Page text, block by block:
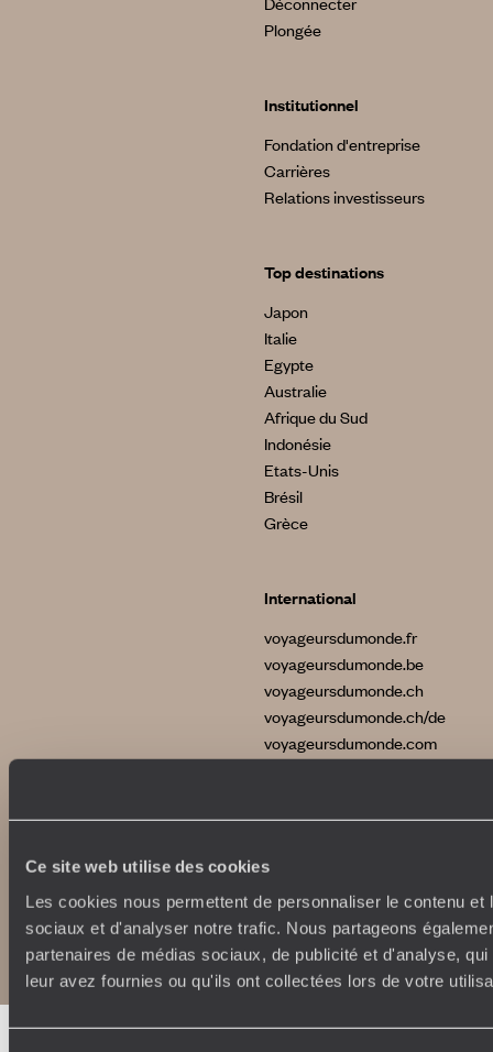
Ce site web utilise des cookies
Les cookies nous permettent de personnaliser le contenu
sociaux et d'analyser notre trafic. Nous partageons
partenaires de médias sociaux, de publicité et d'analyse,
leur avez fournies ou qu'ils ont collectées lors de votre
Plongée
Institutionnel
Fondation d'entreprise
Carrières
Relations investisseurs
Top destinations
Japon
Italie
Egypte
Australie
Afrique du Sud
Indonésie
Etats-Unis
Brésil
Grèce
International
voyageursdumonde.fr
voyageursdumonde.be
voyageursdumonde.ch
voyageursdumonde.ch/de
voyageursdumonde.com
CopyrightsPlan du site
Politique de confidentialité et de Cookies
Notice légale et CGU